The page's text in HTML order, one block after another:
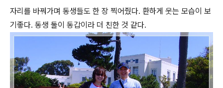
자리를 바꿔가며 동생들도 한 장 찍어줬다. 환하게 웃는 모습이 보
기좋다. 동생 둘이 동갑이라 더 친한 것 같다.